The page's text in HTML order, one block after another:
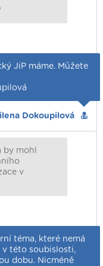
JiP máme. Můžete
Dokoupilová
mohl
v
téma, které nemá
v této soubislosti,
dobu. Nicméně